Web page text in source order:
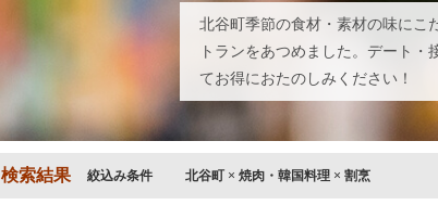
北谷町季節の食材・素材の味にこ
トランをあつめました。デート
てお得におたのしみください！
検索結果 絞込み条件 北谷町 × 焼肉・韓国料理 × 割烹